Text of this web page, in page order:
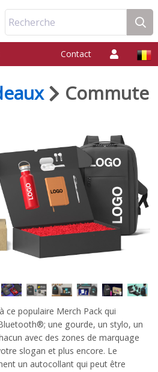
Recherche
Contact
Commute
ce populaire Merch Pack qui
une gourde, un stylo, un
avec des zones de marquage
slogan et plus encore. Le
un autocollant qui peut être